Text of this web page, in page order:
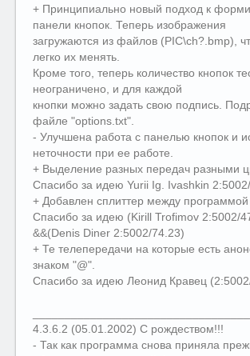
+ Принципиально новый подход к
панели кнопок. Теперь изображения
загружаются из файлов (PIC\ch?.bmp),
легко их менять.
Кроме того, теперь количество кнопок
неограничено, и для каждой
кнопки можно задать свою подпись.
файле "options.txt".
- Улучшена работа с панелью кнопок и
неточности при ее работе.
+ Выделение разных передач разными
Спасибо за идею Yurii Ig. Ivashkin
+ Добавлен сплиттер между программой
Спасибо за идею (Kirill Trofimov 2:5002/
&&(Denis Diner 2:5002/74.23)
+ Те телепередачи на которые есть
знаком "@".
Спасибо за идею Леонид Кравец
4.3.6.2 (05.01.2002) С рождеством!!!
- Так как программа снова приняла